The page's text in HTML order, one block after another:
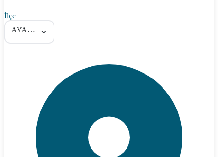
İlçe
AYANCIK